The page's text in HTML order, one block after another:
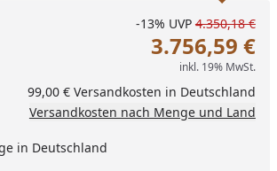
eingeben
um eins erhöhen
-13% UVP 4.350,18 €
3.756,59 €
inkl. 19% MwSt.
99,00 € Versandkosten in Deutschland
Versandkosten nach Menge und Land
in Deutschland